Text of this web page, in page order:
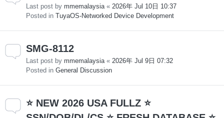
Last post by mmemalaysia « 2026年 Jul 10日 10:37
Posted in TuyaOS-Networked Device Development
SMG-8112
Last post by mmemalaysia « 2026年 Jul 9日 07:32
Posted in General Discussion
⭐ NEW 2026 USA FULLZ ⭐